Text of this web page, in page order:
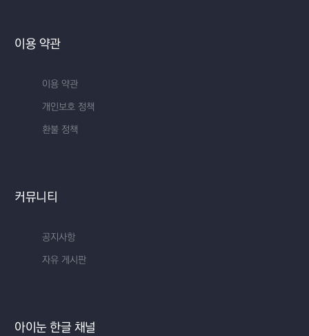
이용 약관
이용 약관
개인보호 정책
환불 정책
커뮤니티
공지사항
자유 게시판
아이눈 한글 채널